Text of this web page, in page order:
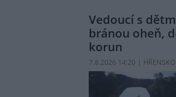
Vedoucí s
bránou oheň,
korun
7.8.2026 14:20 |